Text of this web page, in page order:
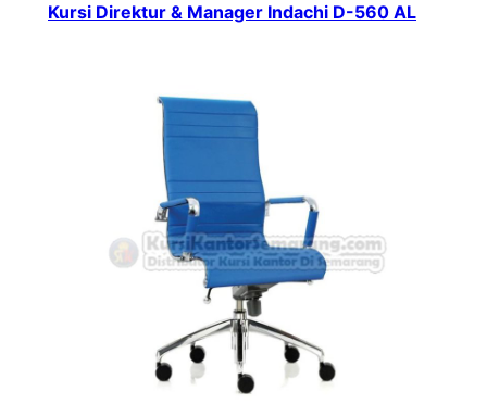
Kursi Direktur & Manager Indachi D-560 AL